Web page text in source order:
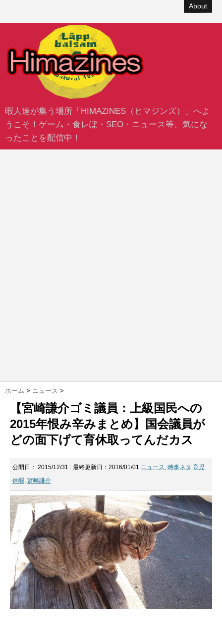
About
暇人達が集う場所「HIMAZINES（ヒマジンズ）」へよ
うこそ！ゲーム・食レぽ・SEO・ニュース等、気にな
ったことを配信中！
ホーム > ニュース >
【宮崎謙介ゴミ議員：上級国民への
2015年恨み辛みまとめ】国会議員が
どの面下げて育休取ってんだカス
公開日： 2015/12/31 : 最終更新日：2016/01/01 ニュース, 時事ネタ 育児
休暇, 宮崎謙介